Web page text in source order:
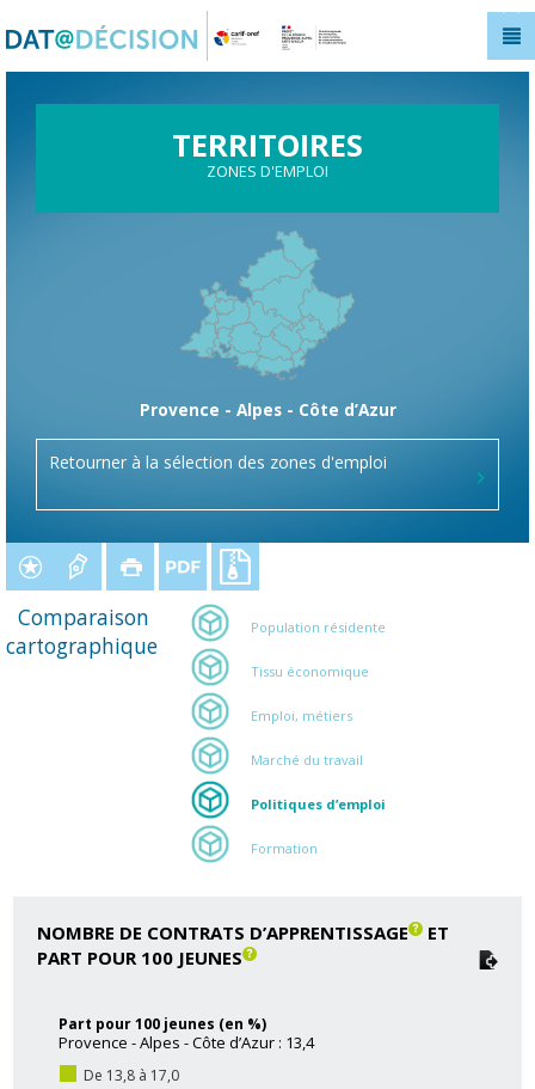
TERRITOIRES
ZONES D'EMPLOI
Provence - Alpes - Côte d’Azur
Retourner à la sélection des zones d'emploi
Comparaison
cartographique
Population résidente
Tissu économique
Emploi, métiers
Marché du travail
Politiques d’emploi
Formation
NOMBRE DE CONTRATS D’APPRENTISSAGE
ET
PART POUR 100 JEUNES
De 13,8 à 17,0
Part pour 100 jeunes (en %)
Provence - Alpes - Côte d’Azur : 13,4
Panneau de gestion des cookies